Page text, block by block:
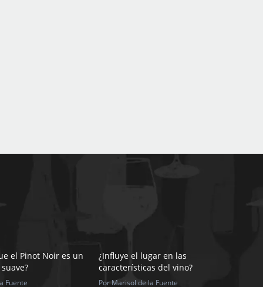
el Pinot Noir es un
Fuente
¿Influye el lugar en las
características del vino?
Por Marisol de la Fuente